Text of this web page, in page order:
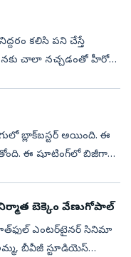
కలిసి పని చేస్తే
చాలా నచ్చడంతో హీరోగా
బ్లాక్‌బస్టర్‌ అయింది. ఈ
ఈ షూటింగ్‌లో బిజీగా
బెక్కెం వేణుగోపాల్‌
ఎంటర్‌టైనర్‌ సినిమా
అమ్మ, బీవీజీ స్టూడియెస్‌